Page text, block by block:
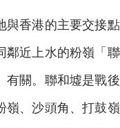
香港的主要交接點
鄰近上水的粉嶺「
有關。聯和墟是戰
嶺、沙頭角、打鼓